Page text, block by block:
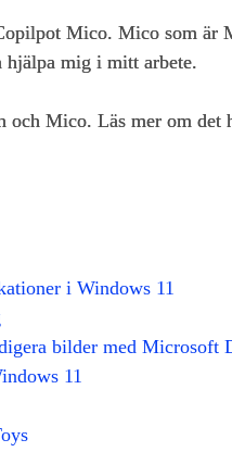
Mico. Mico som är
hjälpa mig i mitt arbete.
och Mico. Läs mer om det
i Windows 11
bilder med Microsoft
11